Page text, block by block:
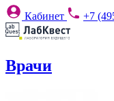
Кабинет +7
Врачи